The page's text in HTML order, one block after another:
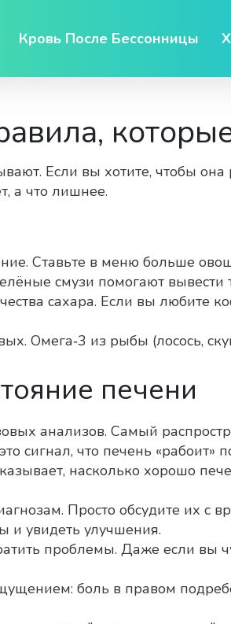
Кровь После Бессонницы
Если вы хотите, чтобы она
а что лишнее.
Ставьте в меню больше
смузи помогают вывести
сахара. Если вы любите
Омега‑3 из рыбы (лосось,
печени
анализов. Самый
сигнал, что печень «рабоит»
насколько хорошо
Просто обсудите их с
и увидеть улучшения.
проблемы. Даже если вы
боль в правом